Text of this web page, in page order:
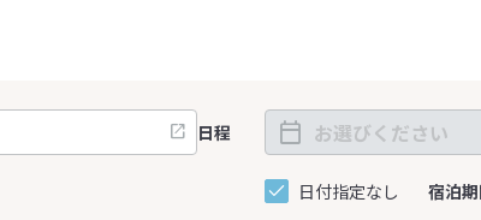
日程
日付指定なし 宿泊